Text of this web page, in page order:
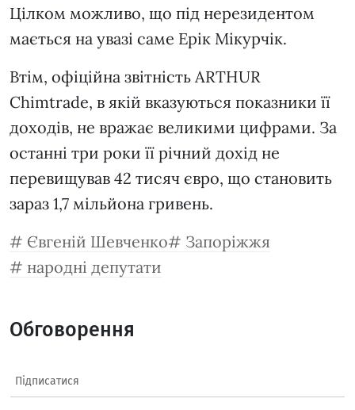
Цілком можливо, що під нерезидентом
мається на увазі саме Ерік Мікурчік.
Втім, офіційна звітність ARTHUR
Chimtrade, в якій вказуються показники її
доходів, не вражає великими цифрами. За
останні три роки її річний дохід не
перевищував 42 тисяч євро, що становить
зараз 1,7 мільйона гривень.
Євгеній Шевченко
Запоріжжя
народні депутати
Обговорення
Підписатися